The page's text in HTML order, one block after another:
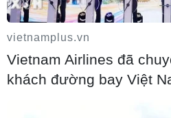
Nga thông báo tấn
Ukraine
06/08/2026 16:21
vietnamplus.vn
Vietnam Airlines đã
khách đường bay Việt